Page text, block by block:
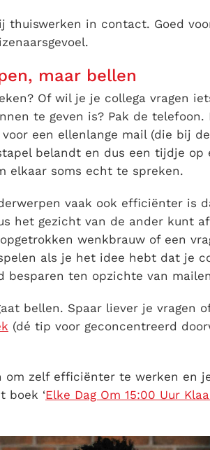
in contact. Goed
maar bellen
Of wil je je collega vragen
te geven is? Pak de telefoon.
een ellenlange mail (die bij
belandt en dus een tijdje op
elkaar soms echt te spreken.
vaak ook efficiënter is
het gezicht van de ander kunt
wenkbrauw of een
als je het idee hebt dat je
besparen ten opzichte van
bellen. Spaar liever je vragen
(dé tip voor geconcentreerd
zelf efficiënter te werken en je
boek ‘Elke Dag Om 15:00 Uur